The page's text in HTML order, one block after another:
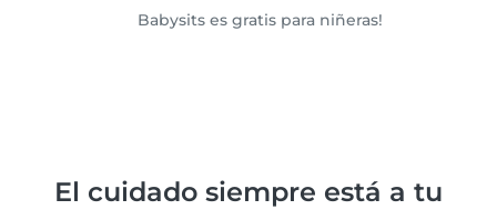
Babysits es gratis para niñeras!
El cuidado siempre está a tu